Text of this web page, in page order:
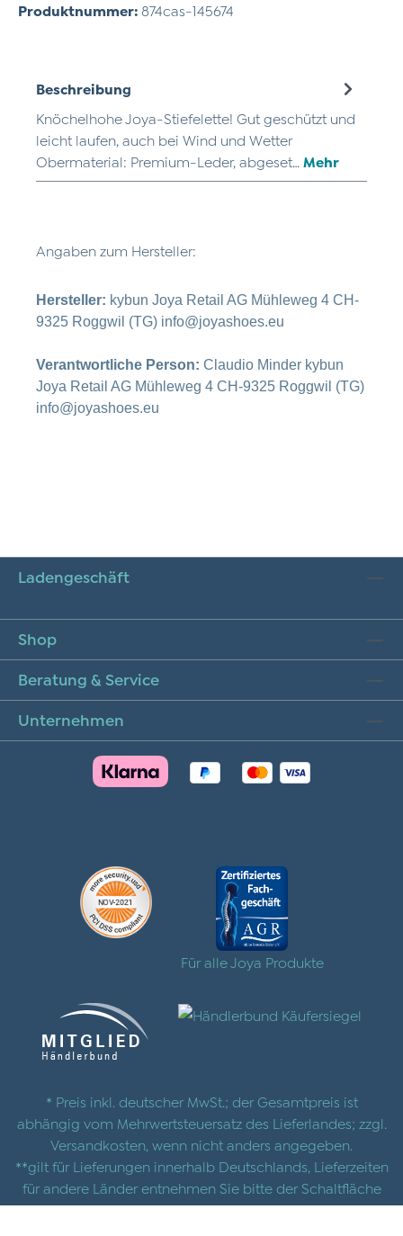
Produktnummer: 874cas-145674
Beschreibung
Knöchelhohe Joya-Stiefelette! Gut geschützt und
leicht laufen, auch bei Wind und Wetter
Obermaterial: Premium-Leder, abgeset… Mehr
Angaben zum Hersteller:
Hersteller: kybun Joya Retail AG Mühleweg 4 CH-
9325 Roggwil (TG) info@joyashoes.eu
Verantwortliche Person: Claudio Minder kybun
Joya Retail AG Mühleweg 4 CH-9325 Roggwil (TG)
info@joyashoes.eu
Ladengeschäft
Shop
Beratung & Service
Unternehmen
Für alle Joya Produkte
* Preis inkl. deutscher MwSt.; der Gesamtpreis ist
abhängig vom Mehrwertsteuersatz des Lieferlandes; zzgl.
Versandkosten , wenn nicht anders angegeben.
**gilt für Lieferungen innerhalb Deutschlands, Lieferzeiten
für andere Länder entnehmen Sie bitte der Schaltfläche
mit denVersandinformationen